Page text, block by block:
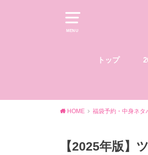
MENU
トップ
HOME 福袋予約・中身ネタ
【2025年版】